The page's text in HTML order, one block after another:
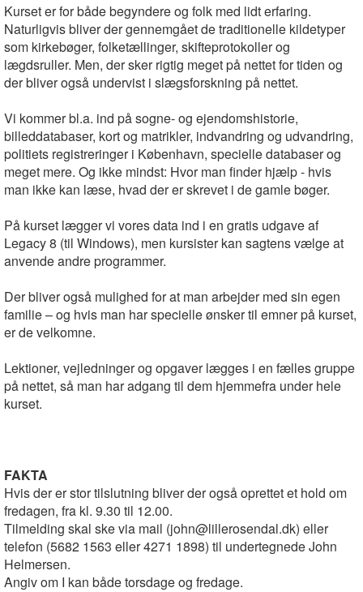
Kurset er for både begyndere og folk med lidt erfaring.
Naturligvis bliver der gennemgået de traditionelle kildetyper
som kirkebøger, folketællinger, skifteprotokoller og
lægdsruller. Men, der sker rigtig meget på nettet for tiden og
der bliver også undervist i slægsforskning på nettet.
Vi kommer bl.a. ind på sogne- og ejendomshistorie,
billeddatabaser, kort og matrikler, indvandring og udvandring,
politiets registreringer i København, specielle databaser og
meget mere. Og ikke mindst: Hvor man finder hjælp - hvis
man ikke kan læse, hvad der er skrevet i de gamle bøger.
På kurset lægger vi vores data ind i en gratis udgave af
Legacy 8 (til Windows), men kursister kan sagtens vælge at
anvende andre programmer.
Der bliver også mulighed for at man arbejder med sin egen
familie – og hvis man har specielle ønsker til emner på kurset,
er de velkomne.
Lektioner, vejledninger og opgaver lægges i en fælles gruppe
på nettet, så man har adgang til dem hjemmefra under hele
kurset.
FAKTA
Hvis der er stor tilslutning bliver der også oprettet et hold om
fredagen, fra kl. 9.30 til 12.00.
Tilmelding skal ske via mail (john@lillerosendal.dk) eller
telefon (5682 1563 eller 4271 1898) til undertegnede John
Helmersen.
Angiv om I kan både torsdage og fredage.